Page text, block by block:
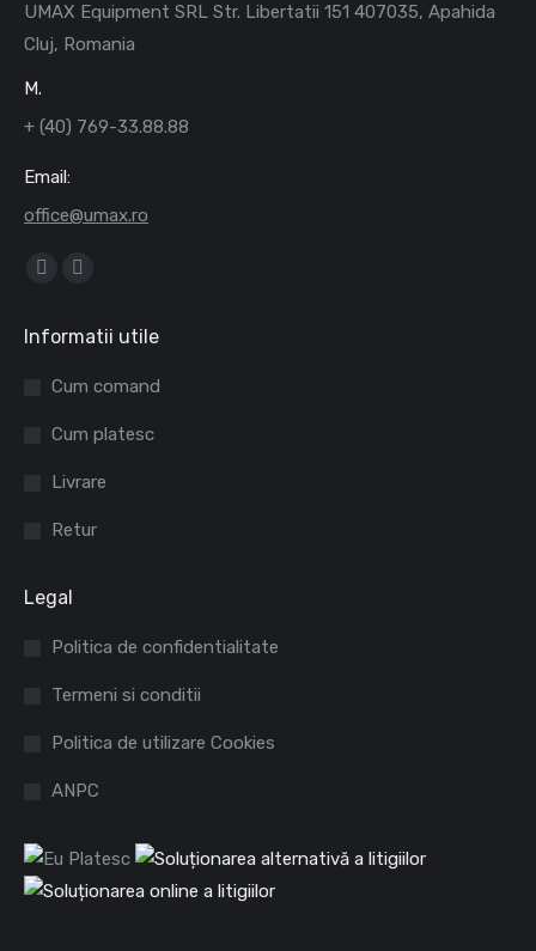
UMAX Equipment SRL Str. Libertatii 151 407035, Apahida
Cluj, Romania
M.
+ (40) 769-33.88.88
Email:
office@umax.ro
Find us on:
opens
in
window
opens
window
Informatii utile
Cum comand
Cum platesc
Livrare
Retur
Legal
Politica de confidentialitate
Termeni si conditii
Politica de utilizare Cookies
ANPC